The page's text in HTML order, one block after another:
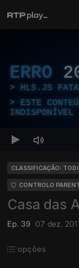
ERRO
HLS.JS
ESTE
INDISPONÍVEL
CLASSIFICAÇÃO:
CONTROLO
Casa das
Ep. 39 07 dez.
opções